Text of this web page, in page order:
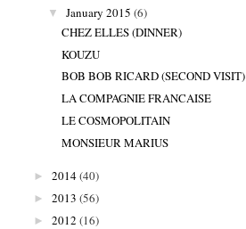
▼ January 2015 (6)
CHEZ ELLES (DINNER)
KOUZU
BOB BOB RICARD (SECOND VISIT)
LA COMPAGNIE FRANCAISE
LE COSMOPOLITAIN
MONSIEUR MARIUS
► 2014(40)
► 2013 (56)
► 2012 (16)